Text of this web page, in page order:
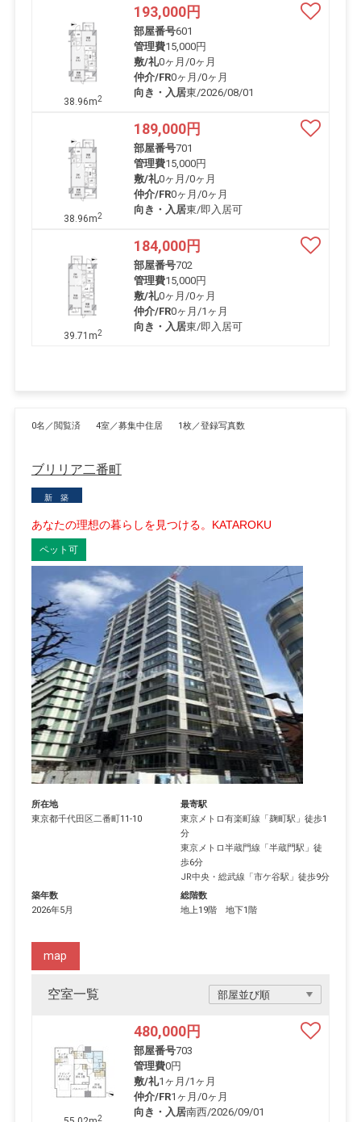
38.96m2
193,000円
部屋番号601
管理費15,000円
敷/礼0ヶ月 /0ヶ月
仲介/FR0ヶ月 /0ヶ月
向き・入居東/2026/08/01
38.96m2
189,000円
部屋番号701
管理費15,000円
敷/礼0ヶ月 /0ヶ月
仲介/FR0ヶ月 /0ヶ月
向き・入居東/即入居可
39.71m2
184,000円
部屋番号702
管理費15,000円
敷/礼0ヶ月 /0ヶ月
仲介/FR0ヶ月 /1ヶ月
向き・入居東/即入居可
0名／閲覧済 4室／募集中住居 1枚／登録写真数
ブリリア二番町
新 築
あなたの理想の暮らしを見つける。KATAROKU
ペット可
所在地
東京都千代田区二番町11-10
最寄駅
東京メトロ有楽町線 「麹町駅 」徒歩1
分
東京メトロ半蔵門線 「半蔵門駅 」徒
歩6分
JR中央・総武線 「市ケ谷駅 」徒歩9分
築年数
2026年5月
総階数
地上19階 地下1階
空室一覧
map
2
480,000円
部屋番号703
管理費0円
敷/礼1ヶ月 /1ヶ月
仲介/FR1ヶ月 /0ヶ月
向き・入居南西/2026/09/01